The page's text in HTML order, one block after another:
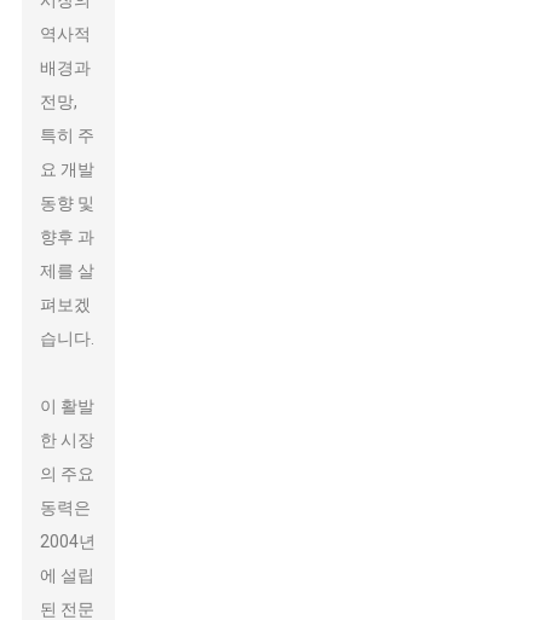
역사적
배경과
전망,
특히 주
요 개발
동향 및
향후 과
제를 살
펴보겠
습니다.
이 활발
한 시장
의 주요
동력은
2004년
에 설립
된 전문